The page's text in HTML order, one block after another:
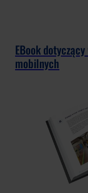
EBook
mobilnych